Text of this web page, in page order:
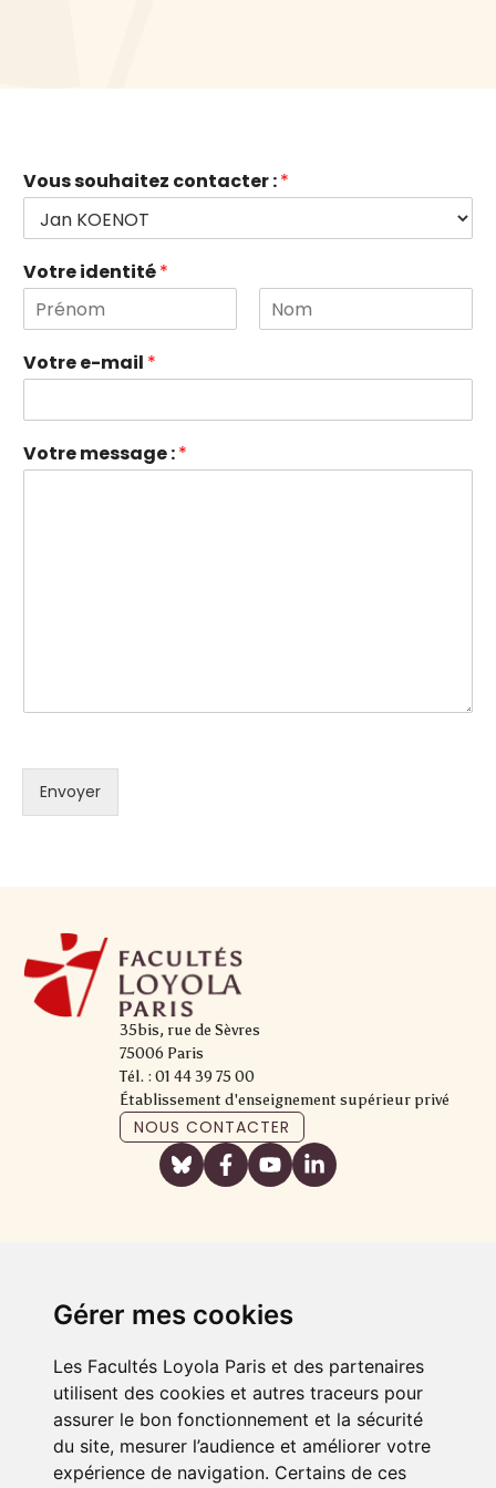
Gérer mes cookies
Les Facultés Loyola Paris et des partenaires
utilisent des cookies et autres traceurs pour
assurer le bon fonctionnement et la sécurité
du site, mesurer l’audience et améliorer votre
expérience de navigation. Certains de ces
Vous souhaitez contacter :*
Votre identité*
P
r
é
m
N
Votre e-mail *
Votre message :*
Envoyer
35bis, rue de Sèvres
75006 Paris
Tél. : 01 44 39 75 00
Établissement d'enseignement supérieur privé
NOUS CONTACTER